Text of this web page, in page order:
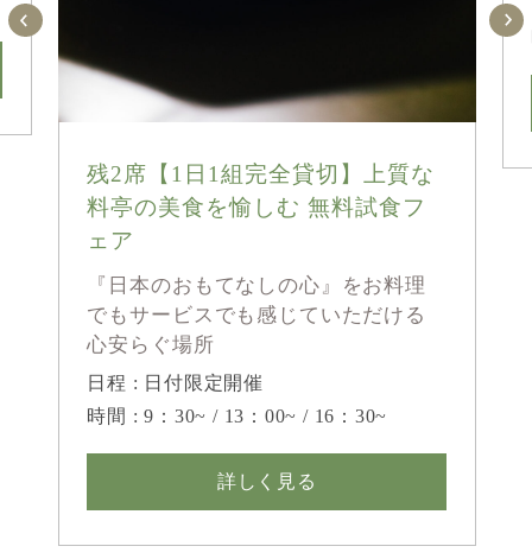
残2席【1日1組完全貸切】上質な
料亭の美食を愉しむ 無料試食フ
ェア
『日本のおもてなしの心』をお料理
でもサービスでも感じていただける
心安らぐ場所
日程 : 日付限定開催
時間 : 9：30~ / 13：00~ / 16：30~
詳しく見る